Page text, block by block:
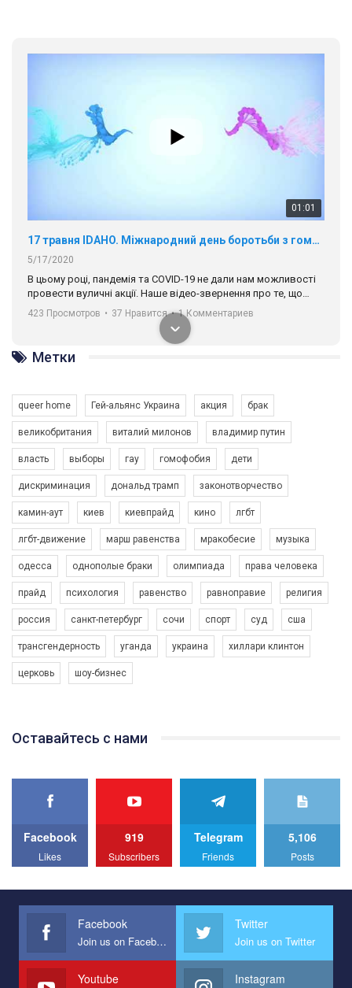
01:01
17 травня IDAHO. Міжнародний день боротьби з гомофобією трансфобією і біфобія.
5/17/2020
В цьому році, пандемія та COVІD-19 не дали нам можливості
провести вуличні акції. Наше відео-звернення про те, що
навіть коли ми у різних містах та не можемо зустрінеться, ми
разом. Ми закликаємо всіх хто поділяє цінності рівності та
солідарності, приєднатися до нас. Регіональні підрозділи
ГАУ є в 16 областях України.
Разом наш голос лунає гучніше!
423 Просмотров • 37 Нравится • 1 Комментариев
Зупинимо насильство проти ЛГБТ в Україні! Stop violence against LGBT in Ukraine!
6/30/2017
Емоційний та вражаючий промо-ролік на конкурс PACT, який
представляє програму "Гей-альянс Україна" з протидії
насильству проти ЛГБТ в Україні.
Ми просимо вашої підтримки, щоб реалізувати нашу
програму з боротьби з насильством проти ЛГБТ в Україні.
Якщо ти хочеш підтримати нас - просто натисни "лайк" під
best video, representing programme for the development of
We appeal to your support and ask to help us implement our plan
All you have to do is to press "Like" below the video.
Эмоционально сильный ролик от команды "Гей-альянс
представляющий программу развития организации.
Мы просим вас поддержать нас и помочь нам реализовать
наш план по борьбе с насилием и дискриминацией на почве
СОГИ в Украине.
1.9K Просмотров • 226 Нравится • 5 Комментариев
Метки
queer home Гей-альянс Украина акция брак
великобритания виталий милонов владимир путин
власть выборы гау гомофобия дети
дискриминация дональд трамп законотворчество
камин-аут киев киевпрайд кино лгбт
лгбт-движение марш равенства мракобесие музыка
одесса однополые браки олимпиада права человека
прайд психология равенство равноправие религия
россия санкт-петербург сочи спорт суд сша
трансгендерность уганда украина хиллари клинтон
церковь шоу-бизнес
Оставайтесь с нами
Facebook
Likes
919
Subscribers
Telegram
Friends
5,106
Posts
Facebook
Join us on Facebook
Twitter
Join us on Twitter
Youtube Instagram